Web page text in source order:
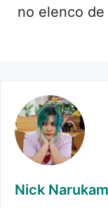
no elenco de
Nick